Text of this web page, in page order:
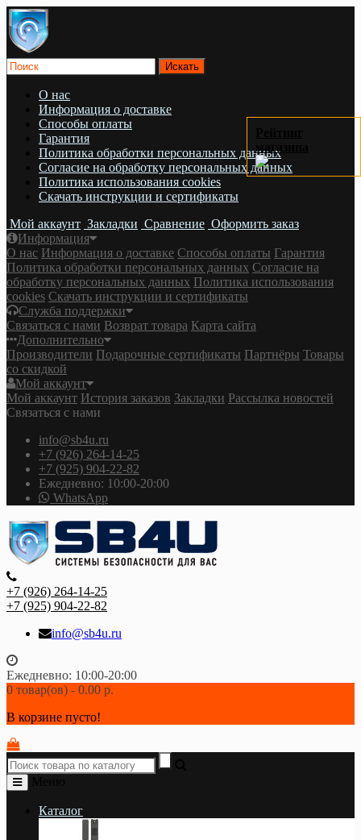
О нас
Информация о доставке
Cпособы оплаты
Гарантия
Политика обработки персональных данных
Согласие на обработку персональных данных
Политика использования cookies
Скачать инструкции и сертификаты
Мой аккаунт Закладки Сравнение Оформить заказ
Информация
О нас Информация о доставке Cпособы оплаты Гарантия
Политика обработки персональных данных Согласие на
обработку персональных данных Политика использования
cookies Скачать инструкции и сертификаты
Служба поддержки
Связаться с нами Возврат товара Карта сайта
Дополнительно
Производители Подарочные сертификаты Партнёры Товары
со скидкой
Мой аккаунт
Мой аккаунт История заказов Закладки Рассылка новостей
Связаться с нами
info@sb4u.ru
+7 (926) 264-14-25
+7 (925) 904-22-82
Ежедневно: 10:00-20:00
WhatsApp
+7 (926) 264-14-25
+7 (925) 904-22-82
info@sb4u.ru
Ежедневно: 10:00-20:00
0 товар(ов) - 0.00 р.
В корзине пусто!
Каталог